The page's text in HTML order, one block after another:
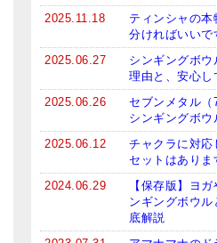
お香定期購入（ラクとくサブス
チベット高僧のオラクルカード
シンギングボウル入門本・CD
オリジナルグッズ
神々とつながるジュエリー
2025.11.18
ティンシャの本
分ければいいで
2025.06.27
シンギングボ
理由と、安心し
2025.06.26
セブンメタル
シンギングボウ
2025.06.12
チャクラに対応
セットはありま
2024.06.29
【保存版】ヨ
ンギングボウ
底解説